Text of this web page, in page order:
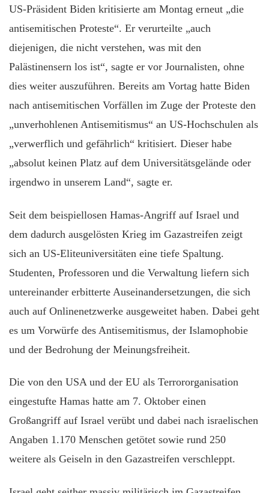
US-Präsident Biden kritisierte am Montag erneut „die
antisemitischen Proteste“. Er verurteilte „auch
diejenigen, die nicht verstehen, was mit den
Palästinensern los ist“, sagte er vor Journalisten, ohne
dies weiter auszuführen. Bereits am Vortag hatte Biden
nach antisemitischen Vorfällen im Zuge der Proteste den
„unverhohlenen Antisemitismus“ an US-Hochschulen als
„verwerflich und gefährlich“ kritisiert. Dieser habe
„absolut keinen Platz auf dem Universitätsgelände oder
irgendwo in unserem Land“, sagte er.
Seit dem beispiellosen Hamas-Angriff auf Israel und
dem dadurch ausgelösten Krieg im Gazastreifen zeigt
sich an US-Eliteuniversitäten eine tiefe Spaltung.
Studenten, Professoren und die Verwaltung liefern sich
untereinander erbitterte Auseinandersetzungen, die sich
auch auf Onlinenetzwerke ausgeweitet haben. Dabei geht
es um Vorwürfe des Antisemitismus, der Islamophobie
und der Bedrohung der Meinungsfreiheit.
Die von den USA und der EU als Terrororganisation
eingestufte Hamas hatte am 7. Oktober einen
Großangriff auf Israel verübt und dabei nach israelischen
Angaben 1.170 Menschen getötet sowie rund 250
weitere als Geiseln in den Gazastreifen verschleppt.